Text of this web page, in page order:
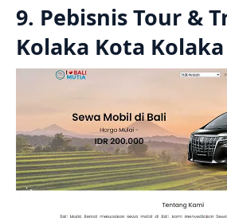
9. Pebisnis Tour &
Kolaka Kota Kolaka